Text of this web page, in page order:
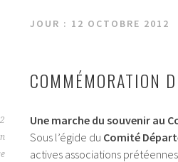
JOUR : 12 OCTOBRE 2012
COMMÉMORATION
Une marche du souvenir au
Sous l’égide du Comité
actives associations